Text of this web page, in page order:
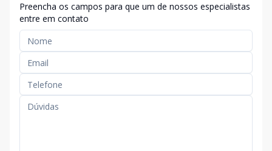
Preencha os campos para que um de nossos especialistas
entre em contato